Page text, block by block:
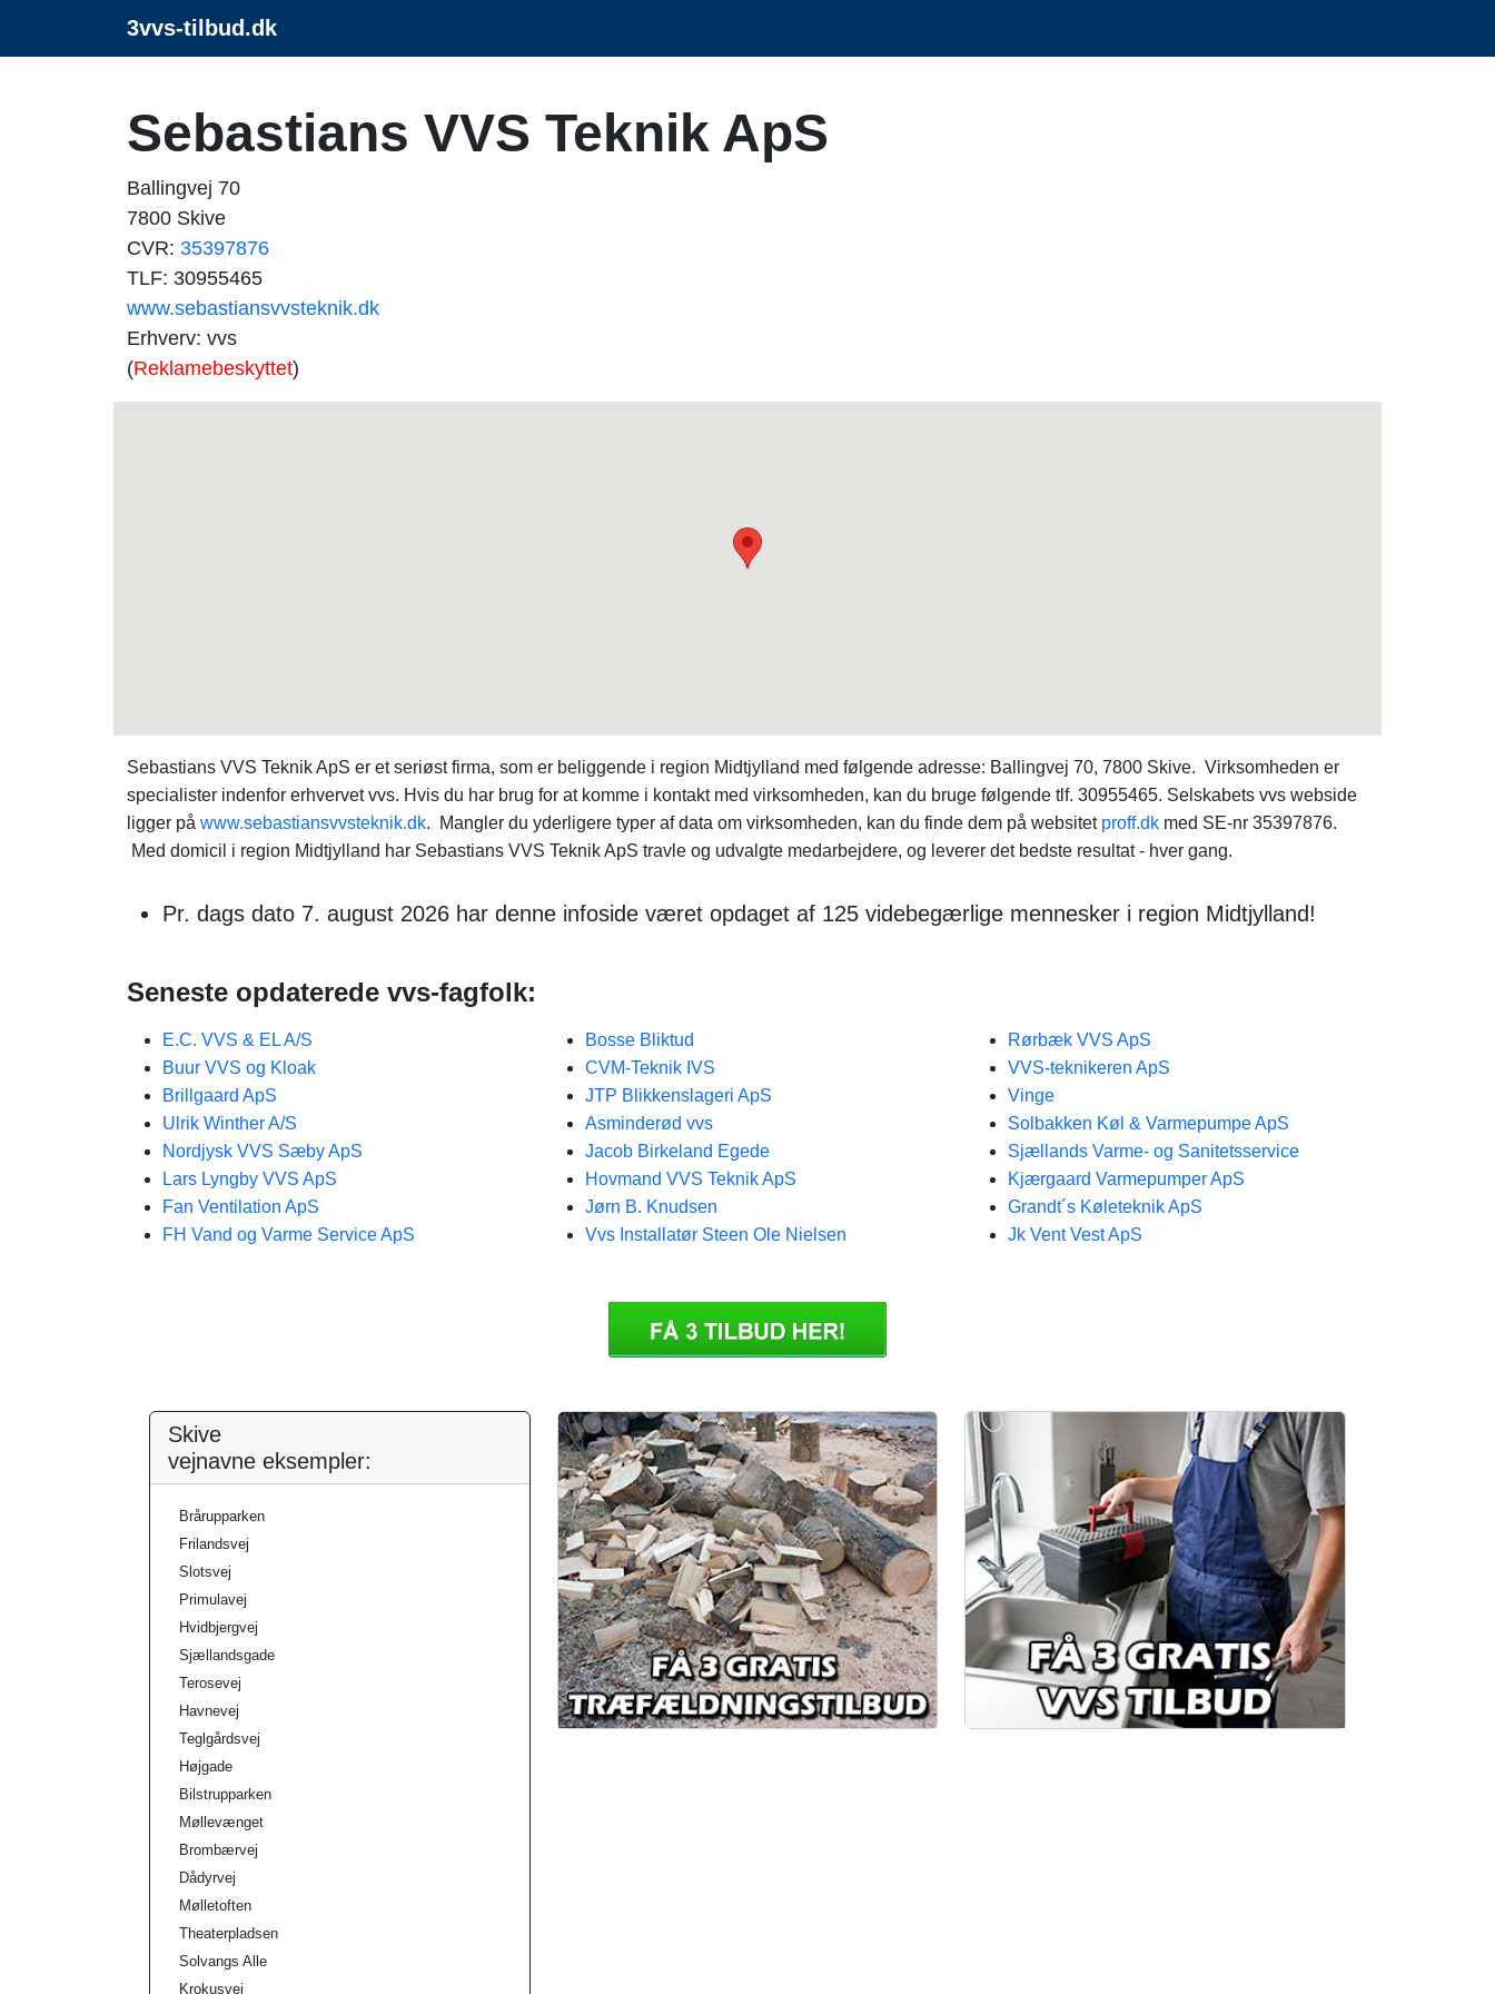
3vvs-tilbud.dk
Sebastians VVS Teknik ApS
Ballingvej 70
7800 Skive
CVR: 35397876
TLF: 30955465
www.sebastiansvvsteknik.dk
Erhverv: vvs
(Reklamebeskyttet)
Sebastians VVS Teknik ApS er et seriøst firma, som er beliggende i region Midtjylland med følgende adresse: Ballingvej 70, 7800 Skive. Virksomheden er
specialister indenfor erhvervet vvs. Hvis du har brug for at komme i kontakt med virksomheden, kan du bruge følgende tlf. 30955465. Selskabets vvs webside
ligger på www.sebastiansvvsteknik.dk. Mangler du yderligere typer af data om virksomheden, kan du finde dem på websitet proff.dk med SE-nr 35397876.
Med domicil i region Midtjylland har Sebastians VVS Teknik ApS travle og udvalgte medarbejdere, og leverer det bedste resultat - hver gang.
Pr. dags dato 7. august 2026 har denne infoside været opdaget af 125 videbegærlige mennesker i region Midtjylland!
Seneste opdaterede vvs-fagfolk:
E.C. VVS & EL A/S
Buur VVS og Kloak
Brillgaard ApS
Ulrik Winther A/S
Nordjysk VVS Sæby ApS
Lars Lyngby VVS ApS
Fan Ventilation ApS
FH Vand og Varme Service ApS
Bosse Bliktud
CVM-Teknik IVS
JTP Blikkenslageri ApS
Asminderød vvs
Jacob Birkeland Egede
Hovmand VVS Teknik ApS
Jørn B. Knudsen
Vvs Installatør Steen Ole Nielsen
Rørbæk VVS ApS
VVS-teknikeren ApS
Vinge
Solbakken Køl & Varmepumpe ApS
Sjællands Varme- og Sanitetsservice
Kjærgaard Varmepumper ApS
Grandt´s Køleteknik ApS
Jk Vent Vest ApS
Skive
vejnavne eksempler:
Brårupparken
Frilandsvej
Slotsvej
Primulavej
Hvidbjergvej
Sjællandsgade
Terosevej
Havnevej
Teglgårdsvej
Højgade
Bilstrupparken
Møllevænget
Brombærvej
Dådyrvej
Mølletoften
Theaterpladsen
Solvangs Alle
Krokusvej